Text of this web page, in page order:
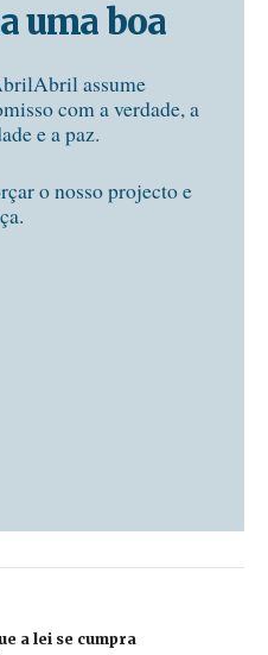
uma boa
assume
com a verdade, a
e a paz.
o nosso projecto e
a lei se cumpra